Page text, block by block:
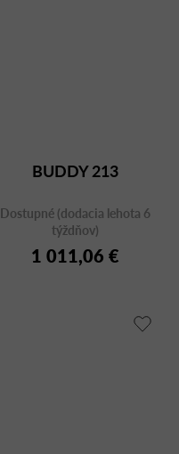
BUDDY 213
Dostupné (dodacia lehota 6
týždňov)
1 011,06 €